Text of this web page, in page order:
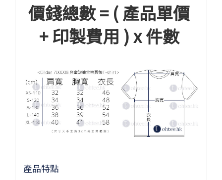
價錢總數 = ( 產品單價
+ 印製費用 ) x 件數
產品特點